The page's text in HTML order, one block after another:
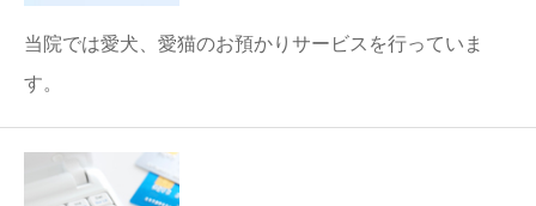
当院では愛犬、愛猫のお預かりサービスを行っていま
す。